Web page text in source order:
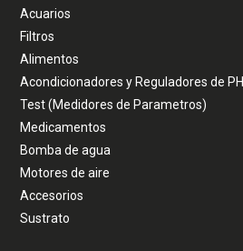
Acuarios
Filtros
Alimentos
Acondicionadores y Reguladores de PH
Test (Medidores de Parametros)
Medicamentos
Bomba de agua
Motores de aire
Accesorios
Sustrato